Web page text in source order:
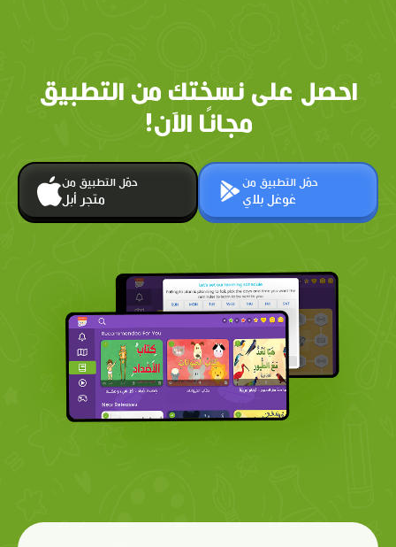
احصل على نسختك من التطبيق
مجانًا الآن!
حمّل التطبيق من
متجر أبل
حمّل التطبيق من
غوغل بلاي